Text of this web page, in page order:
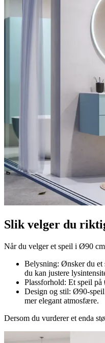
Slik velger du
Når du velger et speil i Ø90
Belysning: Ønsker du et
du kan justere
Plassforhold: Et speil
Design og stil: Ø90-
mer elegant atmosfære.
Dersom du vurderer et enda